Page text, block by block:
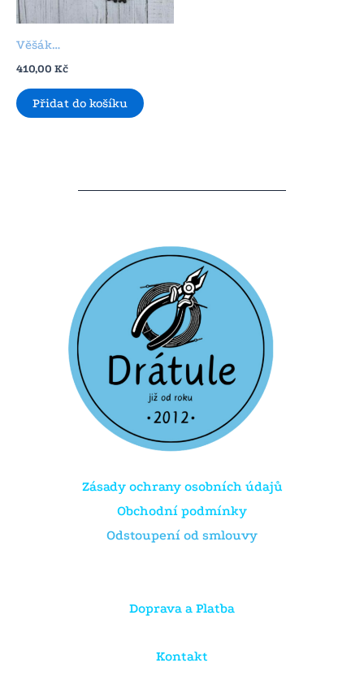
Věšák…
410,00 Kč
Přidat do košíku
Zásady ochrany osobních údajů
Obchodní podmínky
Odstoupení od smlouvy
Doprava a Platba
Kontakt